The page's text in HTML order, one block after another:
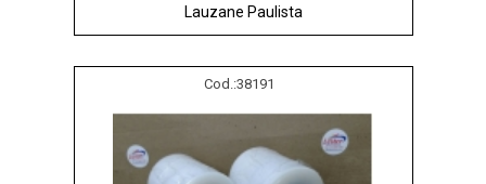
Lauzane Paulista
Cod.:38191